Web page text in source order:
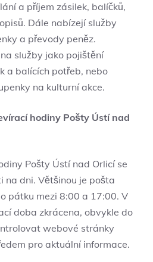
a příjem zásilek, balíčků,
Dále nabízejí služby
a převody peněz.
služby jako pojištění
a balících potřeb, nebo
na kulturní akce.
hodiny Pošty Ústí nad
Pošty Ústí nad Orlicí se
na dni. Většinou je pošta
pátku mezi 8:00 a 17:00. V
doba zkrácena, obvykle do
webové stránky
pro aktuální informace.